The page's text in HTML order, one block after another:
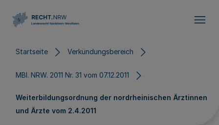
Startseite Verkündungsbereich
MBl. NRW. 2011 Nr. 31 vom 07.12.2011
Weiterbildungsordnung der nordrheinischen Ärztinnen
und Ärzte vom 2.4.2011